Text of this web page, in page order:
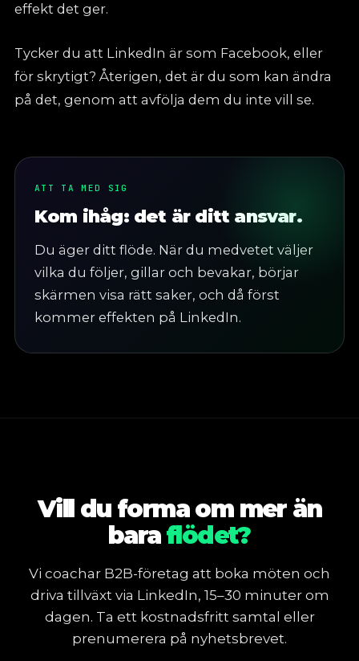
effekt det ger.
Tycker du att LinkedIn är som Facebook, eller
för skrytigt? Återigen, det är du som kan ändra
på det, genom att avfölja dem du inte vill se.
ATT TA MED SIG
Kom ihåg: det är ditt ansvar.
Du äger ditt flöde. När du medvetet väljer
vilka du följer, gillar och bevakar, börjar
skärmen visa rätt saker, och då först
kommer effekten på LinkedIn.
Vill du forma om mer än
baraflödet?
Vi coachar B2B-företag att boka möten och
driva tillväxt via LinkedIn, 15–30 minuter om
dagen. Ta ett kostnadsfritt samtal eller
prenumerera på nyhetsbrevet.